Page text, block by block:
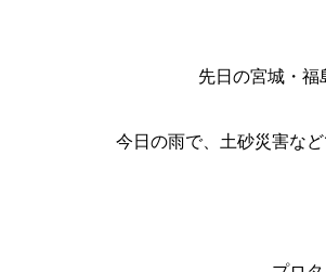
先日の宮城・福
今日の雨で、土砂災害な